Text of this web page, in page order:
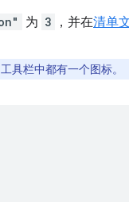
为 3 ，并在清单
具栏中都有一个图标。